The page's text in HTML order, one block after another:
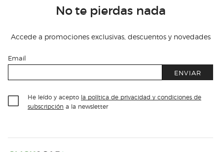
No te pierdas nada
Accede a promociones exclusivas, descuentos y novedades
Email
ENVIAR
He leído y acepto la política de privacidad y condiciones de
subscripción a la newsletter